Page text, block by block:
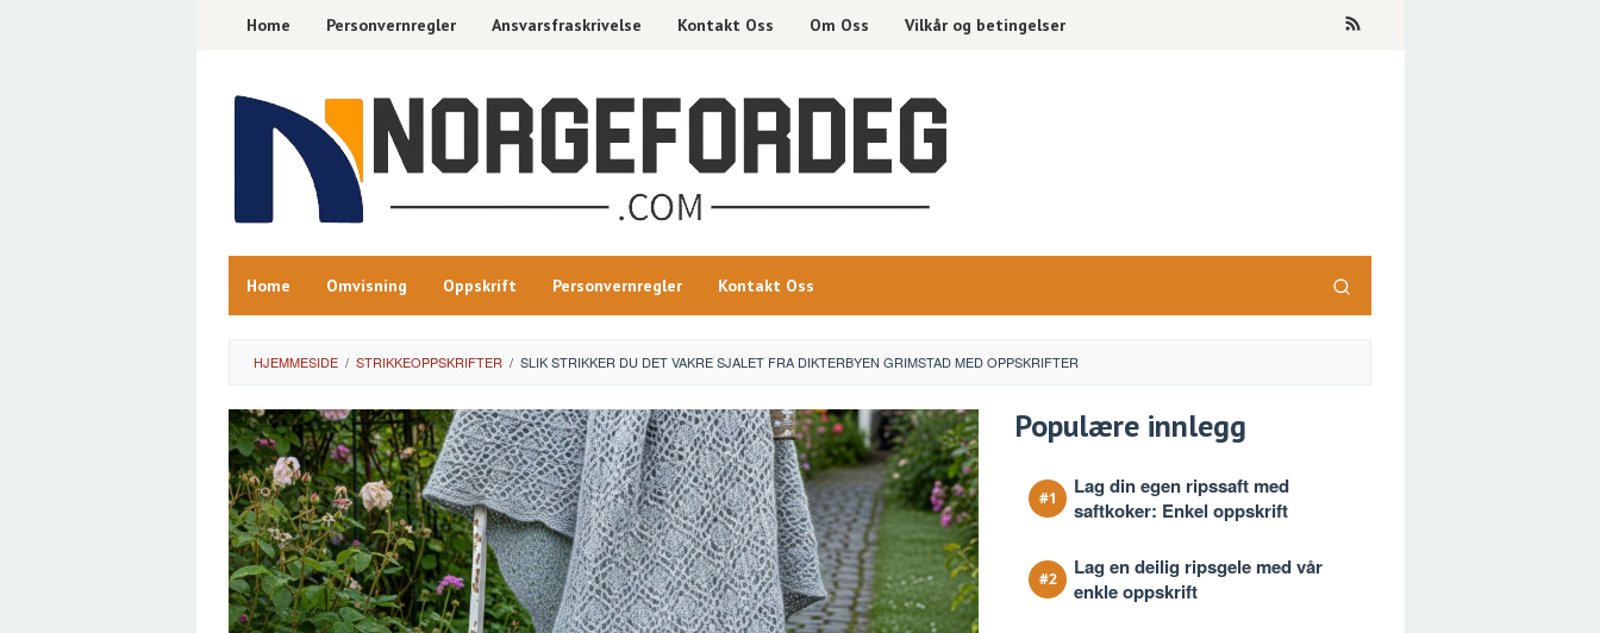
Home Personvernregler Ansvarsfraskrivelse Kontakt Oss Om Oss Vilkår og betingelser
Home Omvisning Oppskrift Personvernregler Kontakt Oss
HJEMMESIDE / STRIKKEOPPSKRIFTER / SLIK STRIKKER DU DET VAKRE SJALET FRA DIKTERBYEN GRIMSTAD MED OPPSKRIFTER
Populære innlegg
Lag din egen ripssaft med
saftkoker: Enkel oppskrift
Lag en deilig ripsgele med vår
enkle oppskrift